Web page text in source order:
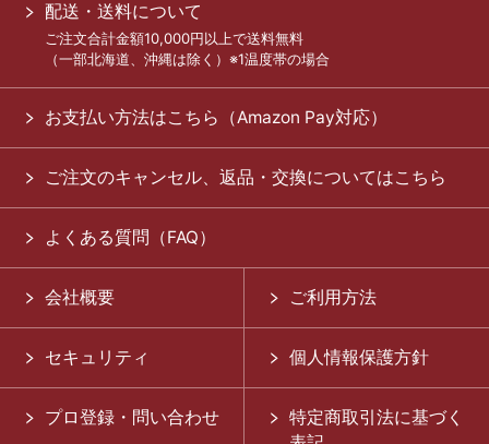
配送・送料について
ご注文合計金額10,000円以上で送料無料
（一部北海道、沖縄は除く）※1温度帯の場合
お支払い方法はこちら（Amazon Pay対応）
ご注文のキャンセル、返品・交換についてはこちら
よくある質問（FAQ）
会社概要 ご利用方法
セキュリティ 個人情報保護方針
プロ登録・問い合わせ
特定商取引法に基づく